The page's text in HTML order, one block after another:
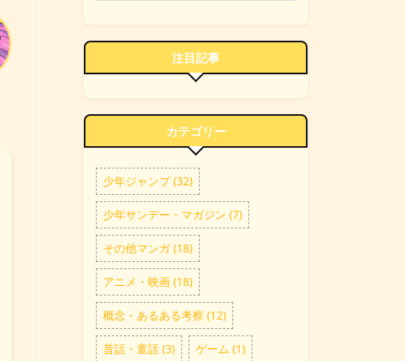
注目記事
カテゴリー
少年ジャンプ (32)
少年サンデー・マガジン (7)
その他マンガ (18)
アニメ・映画 (18)
概念・あるある考察 (12)
昔話・童話 (3) ゲーム (1)